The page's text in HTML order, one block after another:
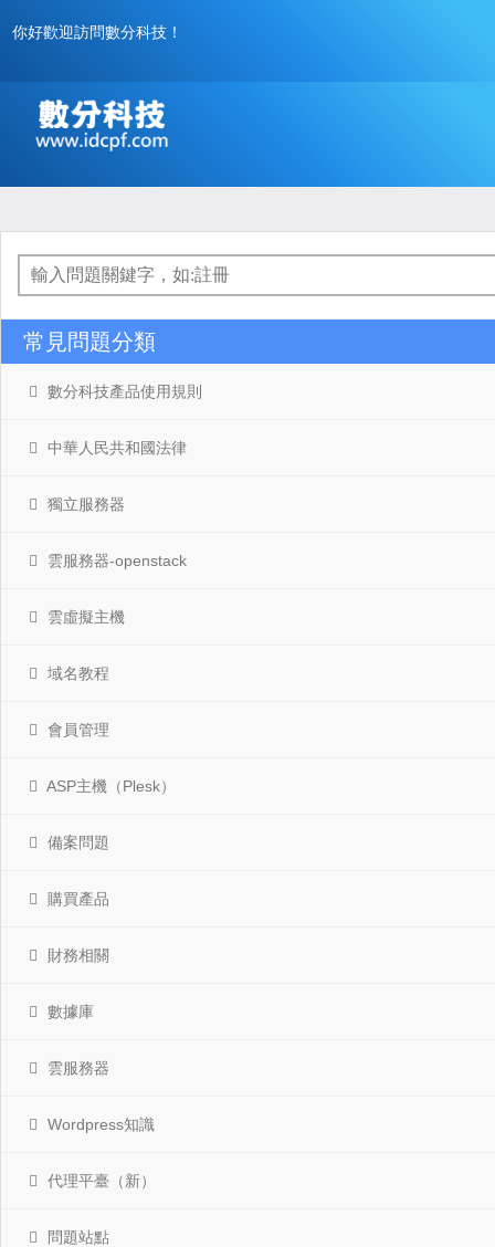
你好歡迎訪問數分科技！
常見問題分類
數分科技產品使用規則
中華人民共和國法律
獨立服務器
雲服務器-openstack
雲虛擬主機
域名教程
會員管理
ASP主機（Plesk）
備案問題
購買產品
財務相關
數據庫
雲服務器
Wordpress知識
代理平臺（新）
問題站點